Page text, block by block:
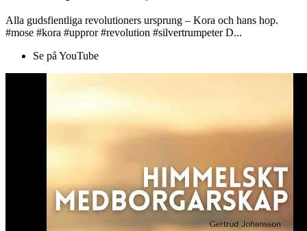
Alla gudsfientliga revolutioners ursprung – Kora och hans hop.
#mose #kora #uppror #revolution #silvertrumpeter D...
Se på YouTube